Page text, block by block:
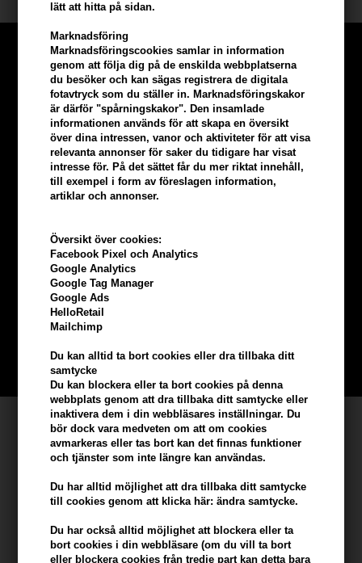
lätt att hitta på sidan.
Marknadsföring
Marknadsföringscookies samlar in information
genom att följa dig på de enskilda webbplatserna
du besöker och kan sägas registrera de digitala
fotavtryck som du ställer in. Marknadsföringskakor
är därför "spårningskakor". Den insamlade
informationen används för att skapa en översikt
över dina intressen, vanor och aktiviteter för att visa
relevanta annonser för saker du tidigare har visat
intresse för. På det sättet får du mer riktat innehåll,
till exempel i form av föreslagen information,
artiklar och annonser.
Översikt över cookies:
Facebook Pixel och Analytics
Google Analytics
Google Tag Manager
Google Ads
HelloRetail
Mailchimp
Du kan alltid ta bort cookies eller dra tillbaka ditt
samtycke
Du kan blockera eller ta bort cookies på denna
webbplats genom att dra tillbaka ditt samtycke eller
inaktivera dem i din webbläsares inställningar. Du
bör dock vara medveten om att om cookies
avmarkeras eller tas bort kan det finnas funktioner
och tjänster som inte längre kan användas.
Du har alltid möjlighet att dra tillbaka ditt samtycke
till cookies genom att klicka här: ändra samtycke.
Du har också alltid möjlighet att blockera eller ta
bort cookies i din webbläsare (om du vill ta bort
eller blockera cookies från tredje part kan detta bara
Tjäna5% bonus
beställning
Bli en del av vår kundklubb gratis och få rabatter när du handlar
BLI EN GRATIS MEDLEM HÄR
Kundservice
Hair247
DK-7800 Skive